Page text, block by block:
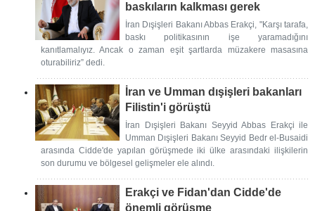
baskıların kalkması gerek
İran Dışişleri Bakanı Abbas Erakçi, "Karşı tarafa,
baskı politikasının işe yaramadığını
kanıtlamalıyız. Ancak o zaman eşit şartlarda müzakere masasına
oturabiliriz” dedi.
İran ve Umman dışişleri bakanları
Filistin'i görüştü
İran Dışişleri Bakanı Seyyid Abbas Erakçi ile
Umman Dışişleri Bakanı Seyyid Bedr el-Busaidi
arasında Cidde'de yapılan görüşmede iki ülke arasındaki ilişkilerin
son durumu ve bölgesel gelişmeler ele alındı.
Erakçi ve Fidan'dan Cidde'de
önemli görüşme